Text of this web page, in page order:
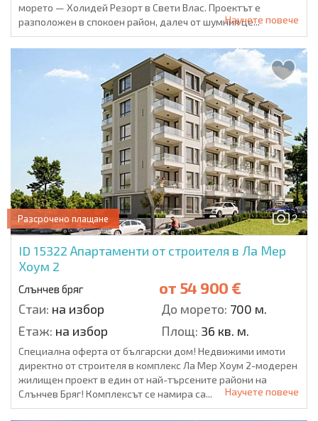
морето — Холидей Резорт в Свети Влас. Проектът е
разположен в спокоен район, далеч от шумния це...Научете повече
2
Разсрочено плащане
ID 15322 Апартаменти от строителя в Ла Мер
Хоум 2
Слънчев бряг от 54 900 €
Стаи: на избор До морето: 700 м.
Етаж: на избор Площ: 36 кв. м.
Специална оферта от български дом! Недвижими имоти
директно от строителя в комплекс Ла Мер Хоум 2-модерен
жилищен проект в един от най-търсените райони на
Слънчев Бряг! Комплексът се намира са...
Научете повече